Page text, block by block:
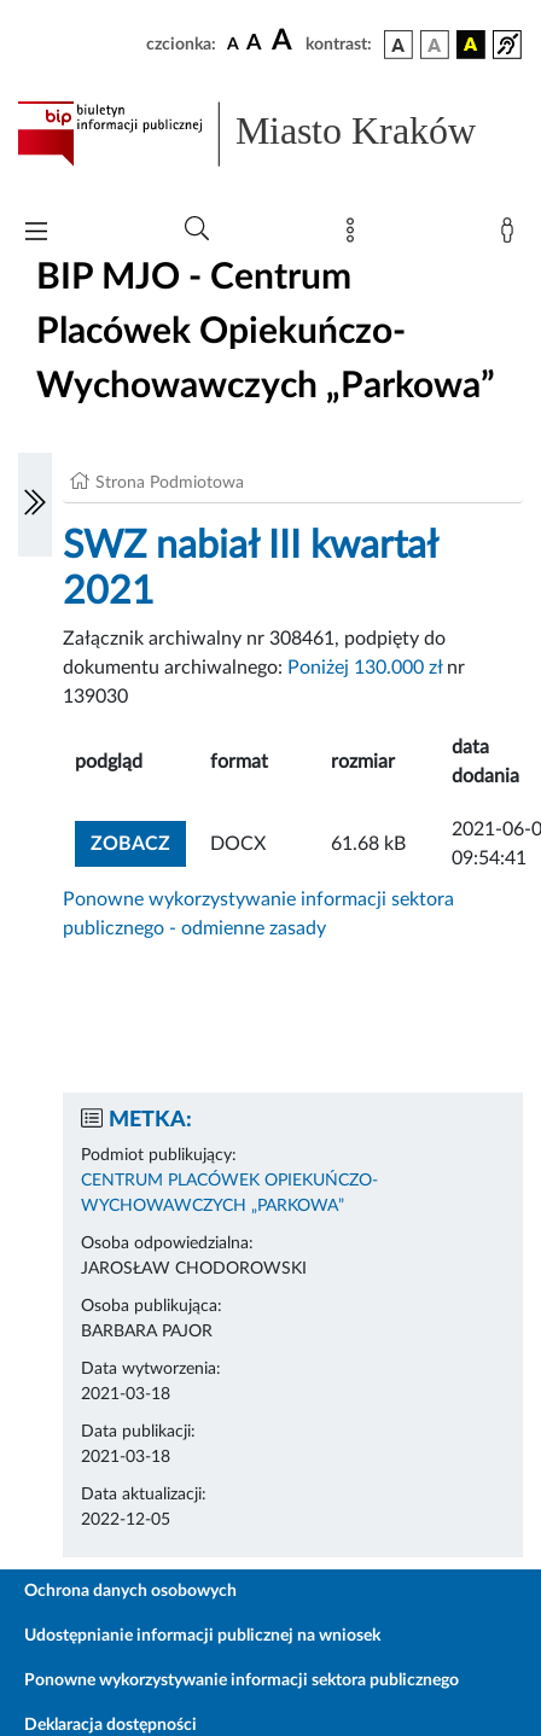
czcionka: A A A kontrast:
Miasto Kraków
BIP MJO - Centrum
Placówek Opiekuńczo-
Wychowawczych „Parkowa”
Strona Podmiotowa
SWZ nabiał III kwartał
2021
Załącznik archiwalny nr 308461, podpięty do
dokumentu archiwalnego: Poniżej 130.000 złnr
139030
podgląd format rozmiar
data
dodania
ZOBACZZOBACZ ZAŁĄCZNIK
DOCX 61.68 kB
2021-06-
09:54:41
Ponowne wykorzystywanie informacji sektora
publicznego - odmienne zasady
METKA:
Podmiot publikujący:
CENTRUM PLACÓWEK OPIEKUŃCZO-
WYCHOWAWCZYCH „PARKOWA”
Osoba odpowiedzialna:
JAROSŁAW CHODOROWSKI
Osoba publikująca:
BARBARA PAJOR
Data wytworzenia:
2021-03-18
Data publikacji:
2021-03-18
Data aktualizacji:
2022-12-05
Ochrona danych osobowych
Udostępnianie informacji publicznej na wniosek
Ponowne wykorzystywanie informacji sektora publicznego
Deklaracja dostępności